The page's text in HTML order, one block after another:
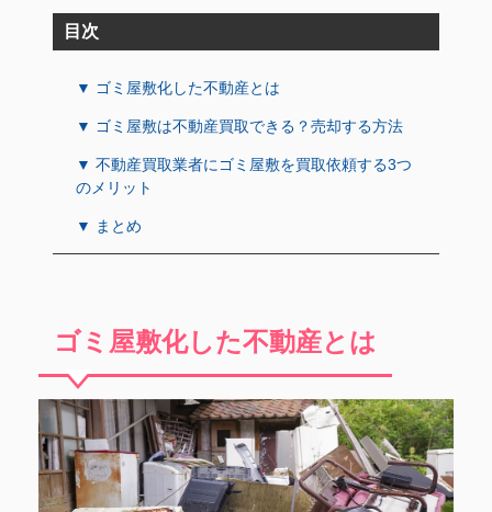
目次
▼ ゴミ屋敷化した不動産とは
▼ ゴミ屋敷は不動産買取できる？売却する方法
▼ 不動産買取業者にゴミ屋敷を買取依頼する3つ
のメリット
▼ まとめ
ゴミ屋敷化した不動産とは